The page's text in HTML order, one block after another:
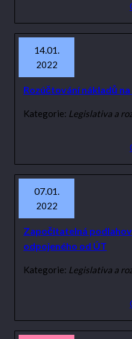
14.01.
2022
Rozúčtování nákladů
Kategorie: Legislativa a
07.01.
2022
Započitatelná
odpojeného od ÚT
Kategorie: Legislativa a